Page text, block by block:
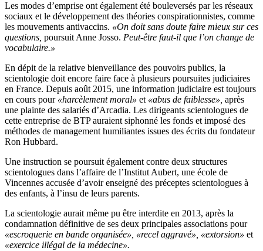
Les modes d’emprise ont également été bouleversés par les réseaux
sociaux et le développement des théories conspirationnistes, comme
les mouvements antivaccins. «On doit sans doute faire mieux sur ces
questions, poursuit Anne Josso. Peut-être faut-il que l’on change de
vocabulaire.»
En dépit de la relative bienveillance des pouvoirs publics, la
scientologie doit encore faire face à plusieurs poursuites judiciaires
en France. Depuis août 2015, une information judiciaire est toujours
en cours pour «harcèlement moral» et «abus de faiblesse», après
une plainte des salariés d’Arcadia. Les dirigeants scientologues de
cette entreprise de BTP auraient siphonné les fonds et imposé des
méthodes de management humiliantes issues des écrits du fondateur
Ron Hubbard.
Une instruction se poursuit également contre deux structures
scientologues dans l’affaire de l’Institut Aubert, une école de
Vincennes accusée d’avoir enseigné des préceptes scientologues à
des enfants, à l’insu de leurs parents.
La scientologie aurait même pu être interdite en 2013, après la
condamnation définitive de ses deux principales associations pour
«escroquerie en bande organisée», «recel aggravé», «extorsion» et
«exercice illégal de la médecine».